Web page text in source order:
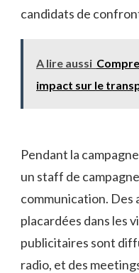
candidats de
A lire aussi
impact sur le
Pendant la
⁢un staff de
communication.
placardées​ dans les
publicitaires sont
radio, et⁤ des